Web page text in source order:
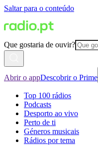
Saltar para o conteúdo
Que gostaria de ouvir?
Abrir o appDescobrir o Prime
Top 100 rádios
Podcasts
Desporto ao vivo
Perto de ti
Géneros musicais
Rádios por tema